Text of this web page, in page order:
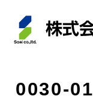
0030-01